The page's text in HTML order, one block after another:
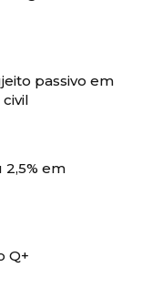
passivo em
em
Q+